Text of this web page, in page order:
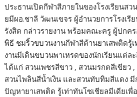
ประธานเปิดกีฬาสีภายในของโรงเรียนส
ยมีผอ.ชาลี วัฒนเขจร ผู้อำนวยการโรงเรี
รังสิต กล่าวรายงาน พร้อมคณะครู ผู้ปกคร
พิธี ชมริ้วขบวนงานกีฬาสีต้านยาเสพติดรู้
งานมีเดินขบวนพาเหรดของนักเรียนแต่ล
ได้แก่ สวนเพชรสีขาว , สวนมรกตสีเขียว
สวนไพลินสีน้ำเงิน และสวนทับทิมสีแดง มี
ปัญหายาเสพติด รู้เท่าทันโซเชียลมีเดียเพื่